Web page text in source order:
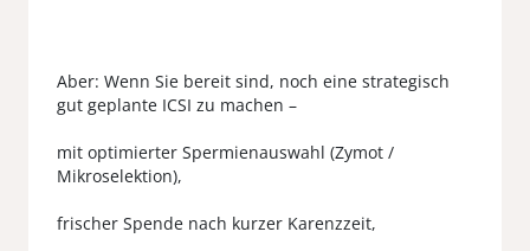
Aber: Wenn Sie bereit sind, noch eine strategisch
gut geplante ICSI zu machen –
mit optimierter Spermienauswahl (Zymot /
Mikroselektion),
frischer Spende nach kurzer Karenzzeit,